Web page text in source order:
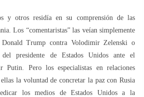
y otros residía en su comprensión de las
Los “comentaristas” las veían simplemente
Donald Trump contra Volodimir Zelenski o
presidente de Estados Unidos ante el
Putin. Pero los especialistas en relaciones
la voluntad de concretar la paz con Rusia
los medios de Estados Unidos a la